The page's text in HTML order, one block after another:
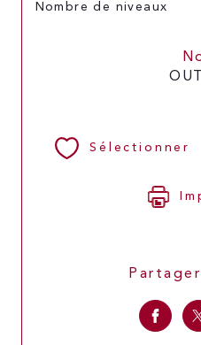
Nombre de niveaux
Sélectionner